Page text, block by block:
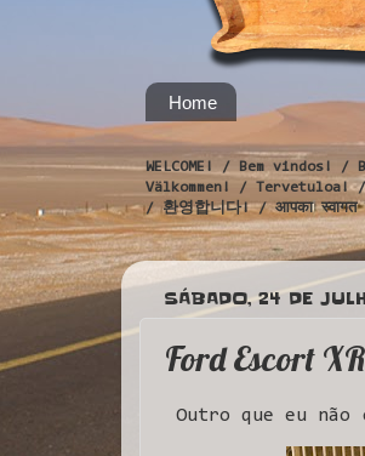
Home
WELCOME! / Bem
Välkommen! /
/ 환영합니다! / आपका
SÁBADO, 24 DE
Ford Escort
Outro que eu não